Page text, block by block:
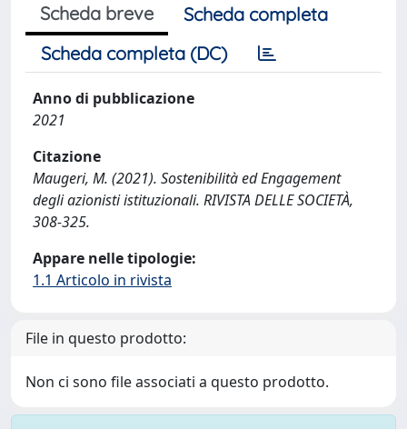
Scheda breve
Scheda completa
Scheda completa (DC)
Anno di pubblicazione
2021
Citazione
Maugeri, M. (2021). Sostenibilità ed Engagement
degli azionisti istituzionali. RIVISTA DELLE SOCIETÀ,
308-325.
Appare nelle tipologie:
1.1 Articolo in rivista
File in questo prodotto:
Non ci sono file associati a questo prodotto.